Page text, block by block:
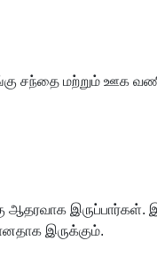
சந்தை மற்றும் ஊக
இருப்பார்கள்.
இருக்கும்.